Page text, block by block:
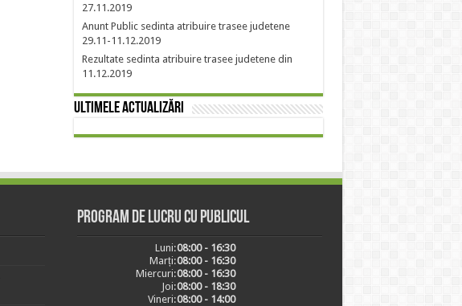
27.11.2019
Anunt Public sedinta atribuire trasee judetene
29.11-11.12.2019
Rezultate sedinta atribuire trasee judetene din
11.12.2019
Ultimele actualizări
Program de lucru cu publicul
Luni:08:00 - 16:30
Marți:08:00 - 16:30
Miercuri:08:00 - 16:30
Joi:08:00 - 18:30
Vineri:08:00 - 14:00